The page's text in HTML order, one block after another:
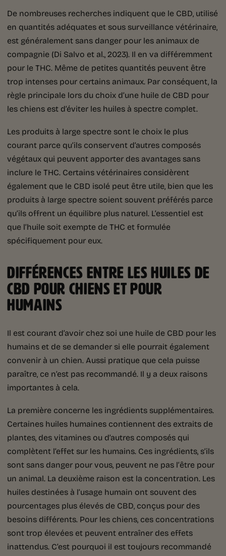
De nombreuses recherches indiquent que le CBD, utilisé
en quantités adéquates et sous surveillance vétérinaire,
est généralement sans danger pour les animaux de
compagnie (Di Salvo et al., 2023). Il en va différemment
pour le THC. Même de petites quantités peuvent être
trop intenses pour certains animaux. Par conséquent, la
règle principale lors du choix d’une huile de CBD pour
les chiens est d’éviter les huiles à spectre complet.
Les produits à large spectre sont le choix le plus
courant parce qu’ils conservent d’autres composés
végétaux qui peuvent apporter des avantages sans
inclure le THC. Certains vétérinaires considèrent
également que le CBD isolé peut être utile, bien que les
produits à large spectre soient souvent préférés parce
qu’ils offrent un équilibre plus naturel. L’essentiel est
que l’huile soit exempte de THC et formulée
spécifiquement pour eux.
DIFFÉRENCES ENTRE LES HUILES DE
CBD POUR CHIENS ET POUR
HUMAINS
Il est courant d’avoir chez soi une huile de CBD pour les
humains et de se demander si elle pourrait également
convenir à un chien. Aussi pratique que cela puisse
paraître, ce n’est pas recommandé. Il y a deux raisons
importantes à cela.
La première concerne les ingrédients supplémentaires.
Certaines huiles humaines contiennent des extraits de
plantes, des vitamines ou d’autres composés qui
complètent l’effet sur les humains. Ces ingrédients, s’ils
sont sans danger pour vous, peuvent ne pas l’être pour
un animal. La deuxième raison est la concentration. Les
huiles destinées à l’usage humain ont souvent des
pourcentages plus élevés de CBD, conçus pour des
besoins différents. Pour les chiens, ces concentrations
sont trop élevées et peuvent entraîner des effets
inattendus. C’est pourquoi il est toujours recommandé